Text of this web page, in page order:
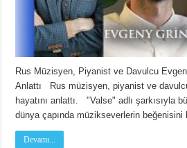
Rus Müzisyen, Piyanist ve Davulcu
Anlattı Rus müzisyen, piyanist ve
hayatını anlattı. "Valse" adlı şarkısıyla
dünya çapında müzikseverlerin
Devamı...